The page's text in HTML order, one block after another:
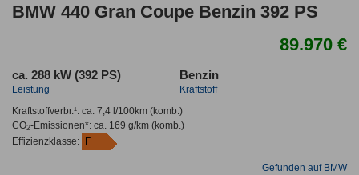
BMW 440 Gran Coupe Benzin 392 PS
89.970 €
ca. 288 kW (392 PS)
Leistung
Benzin
Kraftstoff
Kraftstoffverbr.¹: ca. 7,4 l/100km(komb.)
CO2-Emissionen*: ca. 169 g/km(komb.)
Effizienzklasse: F
Gefunden auf BMW